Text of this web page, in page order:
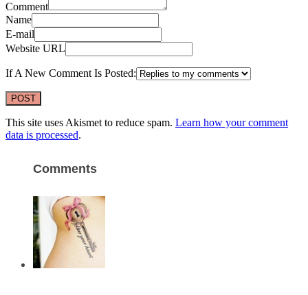
Comment
Name
E-mail
Website URL
If A New Comment Is Posted:
This site uses Akismet to reduce spam. Learn how your comment
data is processed.
Comments